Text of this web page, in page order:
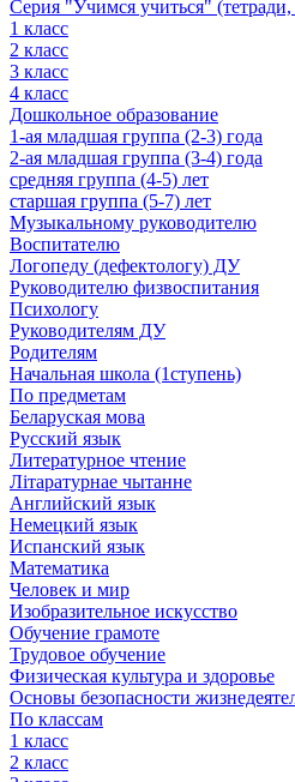
Серия "Учимся учиться"
1 класс
2 класс
3 класс
4 класс
Дошкольное образование
1-ая младшая группа (2-3) года
2-ая младшая группа (3-4) года
средняя группа (4-5) лет
старшая группа (5-7) лет
Музыкальному руководителю
Воспитателю
Логопеду (дефектологу) ДУ
Руководителю физвоспитания
Психологу
Руководителям ДУ
Родителям
Начальная школа (1ступень)
По предметам
Беларуская мова
Русский язык
Литературное чтение
Літаратурнае чытанне
Английский язык
Немецкий язык
Испанский язык
Математика
Человек и мир
Изобразительное искусство
Обучение грамоте
Трудовое обучение
Физическая культура и здоровье
Основы безопасности
По классам
1 класс
2 класс